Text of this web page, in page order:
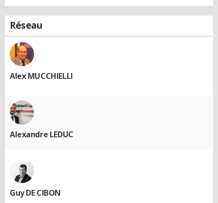
Réseau
Alex MUCCHIELLI
Alexandre LEDUC
Guy DE CIBON